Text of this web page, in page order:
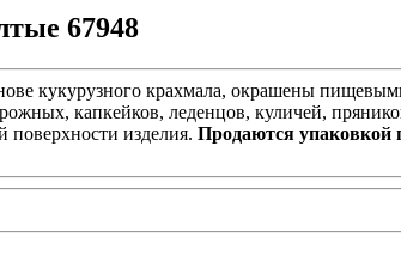
67948
кукурузного крахмала, окрашены
капкейков, леденцов, куличей,
поверхности изделия. Продаются упаковкой